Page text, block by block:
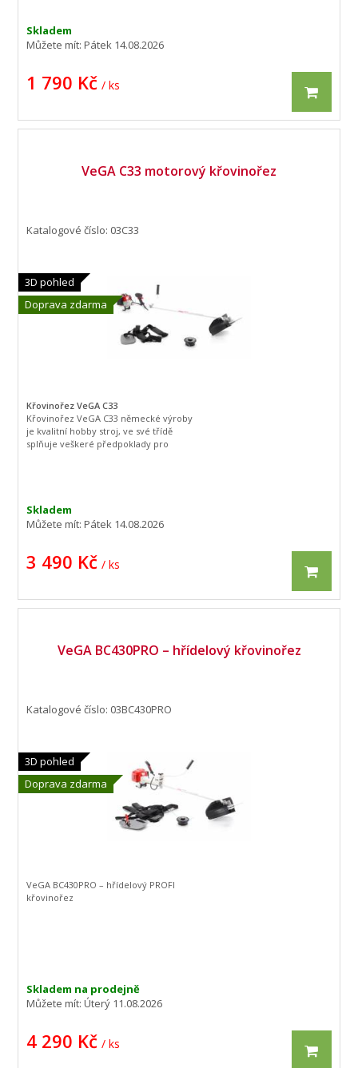
Skladem
Můžete mít:Pátek 14.08.2026
1 790 Kč / ks
VeGA C33 motorový křovinořez
3D pohled
Doprava zdarma
Katalogové číslo: 03C33
Skladem
Můžete mít:Pátek 14.08.2026
3 490 Kč / ks
Křovinořez VeGA C33
Křovinořez VeGA C33 německé výroby
je kvalitní hobby stroj, ve své třídě
splňuje veškeré předpoklady pro
VeGA BC430PRO – hřídelový křovinořez
3D pohled
Doprava zdarma
Katalogové číslo: 03BC430PRO
Skladem na prodejně
Můžete mít:Úterý 11.08.2026
4 290 Kč / ks
VeGA BC430PRO – hřídelový PROFI
křovinořez